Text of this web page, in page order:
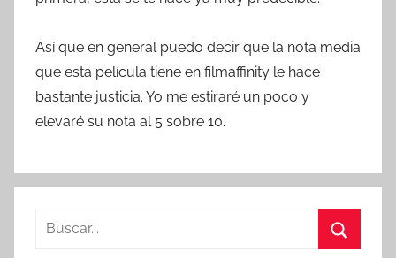
Así que en general puedo decir que la nota media
que esta película tiene en filmaffinity le hace
bastante justicia. Yo me estiraré un poco y
elevaré su nota al 5 sobre 10.